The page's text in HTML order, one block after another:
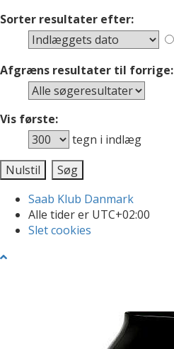
Sorter resultater efter:
Afgræns resultater til forrige:
Vis første:
tegn i indlæg
Saab Klub Danmark
Alle tider er UTC+02:00
Slet cookies